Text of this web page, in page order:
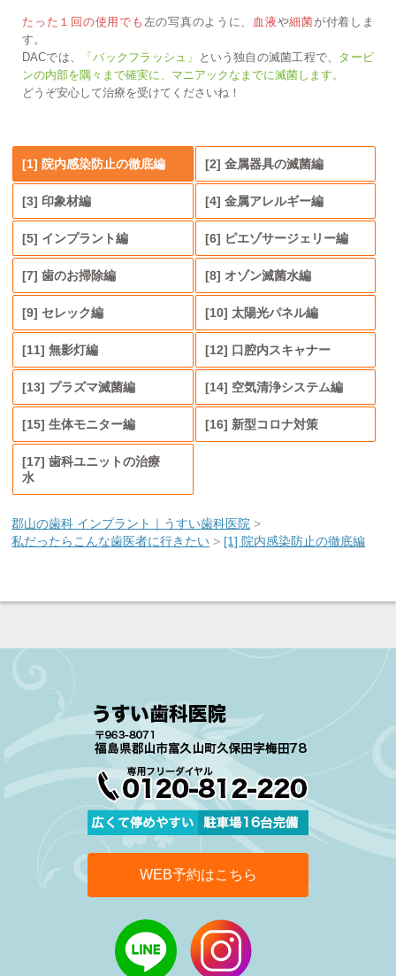
たった１回の使用でも 左の写真のように、 血液や細菌が付着しま
す。
DACでは、
「バックフラッシュ」 という独自の滅菌工程で、 タービ
ンの内部を隅々まで確実に、マニアックなまでに滅菌します。
どうぞ安心して治療を受けてくださいね！
[1] 院内感染防止の徹底編 [2] 金属器具の滅菌編
[3] 印象材編 [4] 金属アレルギー編
[5] インプラント編 [6] ピエゾサージェリー編
[7] 歯のお掃除編 [8] オゾン滅菌水編
[9] セレック編 [10] 太陽光パネル編
[11] 無影灯編 [12] 口腔内スキャナー
[13] プラズマ滅菌編 [14] 空気清浄システム編
[15] 生体モニター編 [16] 新型コロナ対策
[17] 歯科ユニットの治療
水
郡山の歯科 インプラント｜うすい歯科医院 >
私だったらこんな歯医者に行きたい > [1] 院内感染防止の徹底編
WEB予約はこちら